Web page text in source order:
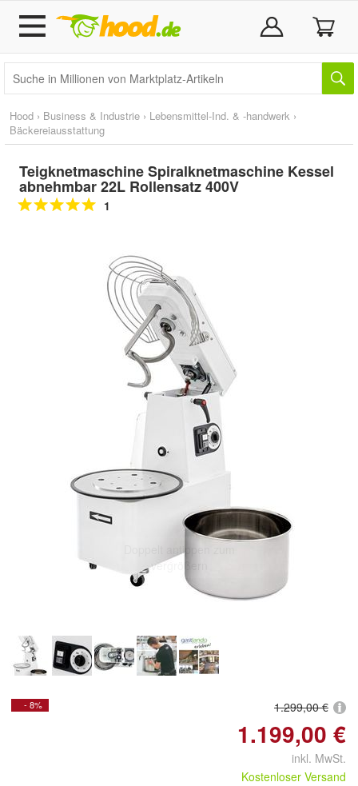
Hood › Business & Industrie › Lebensmittel-Ind. & -handwerk ›
Bäckereiausstattung
Teigknetmaschine Spiralknetmaschine Kessel
abnehmbar 22L Rollensatz 400V
1
Doppelt antippen zum
vergrößern
- 8% 1.299,00 €
1.199,00 €
inkl. MwSt.
Kostenloser Versand